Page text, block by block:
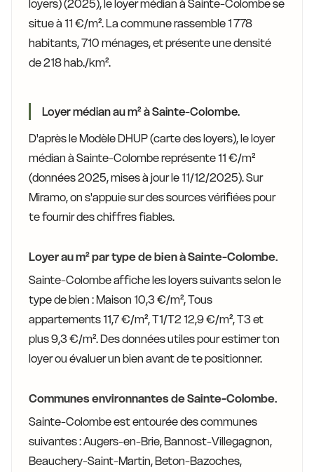
loyers) (2025), le loyer médian à Sainte-Colombe se
situe à 11 €/m². La commune rassemble 1 778
habitants, 710 ménages, et présente une densité
de 218 hab./km².
Loyer médian au m² à Sainte-Colombe.
D'après le Modèle DHUP (carte des loyers), le loyer
médian à Sainte-Colombe représente 11 €/m²
(données 2025, mises à jour le 11/12/2025). Sur
Miramo, on s'appuie sur des sources vérifiées pour
te fournir des chiffres fiables.
Loyer au m² par type de bien à Sainte-Colombe.
Sainte-Colombe affiche les loyers suivants selon le
type de bien : Maison 10,3 €/m², Tous
appartements 11,7 €/m², T1/T2 12,9 €/m², T3 et
plus 9,3 €/m². Des données utiles pour estimer ton
loyer ou évaluer un bien avant de te positionner.
Communes environnantes de Sainte-Colombe.
Sainte-Colombe est entourée des communes
suivantes : Augers-en-Brie, Bannost-Villegagnon,
Beauchery-Saint-Martin, Beton-Bazoches,